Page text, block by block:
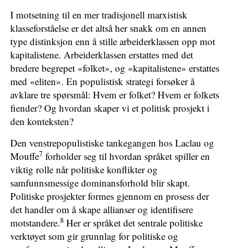
I motsetning til en mer tradisjonell marxistisk
klasseforståelse er det altså her snakk om en annen
type distinksjon enn å stille arbeiderklassen opp mot
kapitalistene. Arbeiderklassen erstattes med det
bredere begrepet «folket», og «kapitalistene» erstattes
med «eliten». En populistisk strategi forsøker å
avklare tre spørsmål: Hvem er folket? Hvem er folkets
fiender? Og hvordan skaper vi et politisk prosjekt i
den konteksten?
Den venstrepopulistiske tankegangen hos Laclau og
Mouffe7 forholder seg til hvordan språket spiller en
viktig rolle når politiske konflikter og
samfunnsmessige dominansforhold blir skapt.
Politiske prosjekter formes gjennom en prosess der
det handler om å skape allianser og identifisere
motstandere.8 Her er språket det sentrale politiske
verktøyet som gir grunnlag for politiske og